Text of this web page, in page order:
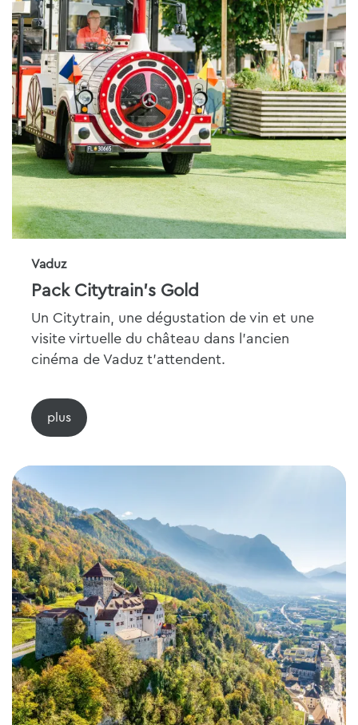
Vaduz
Pack Citytrain's Gold
Un Citytrain, une dégustation de vin et une
visite virtuelle du château dans l'ancien
cinéma de Vaduz t'attendent.